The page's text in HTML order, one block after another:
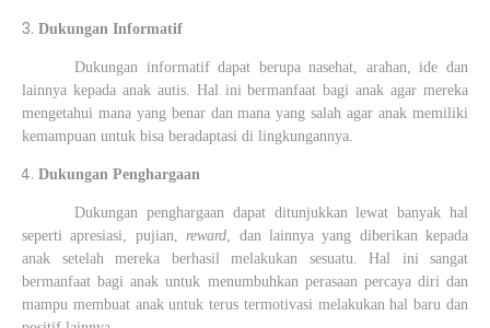
Dukungan Informatif
Dukungan informatif dapat berupa nasehat, arahan, ide dan
lainnya kepada anak autis. Hal ini bermanfaat bagi anak agar mereka
mengetahui mana yang benar dan mana yang salah agar anak memiliki
kemampuan untuk bisa beradaptasi di lingkungannya.
Dukungan Penghargaan
Dukungan penghargaan dapat ditunjukkan lewat banyak hal
seperti apresiasi, pujian,reward, dan lainnya yang diberikan kepada
anak setelah mereka berhasil melakukan sesuatu. Hal ini sangat
bermanfaat bagi anak untuk menumbuhkan perasaan percaya diri dan
mampu membuat anak untuk terus termotivasi melakukan hal baru dan